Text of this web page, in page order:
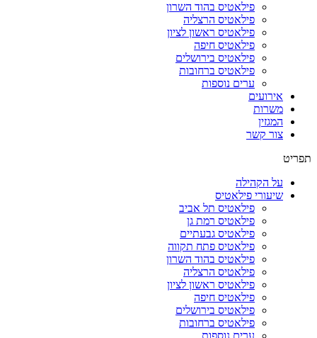
פילאטיס בהוד השרון
פילאטיס הרצליה
פילאטיס ראשון לציון
פילאטיס חיפה
פילאטיס בירושלים
פילאטיס ברחובות
ערים נוספות
אירועים
משרות
המגזין
צור קשר
תפריט
על הקהילה
שיעורי פילאטיס
פילאטיס תל אביב
פילאטיס רמת גן
פילאטיס גבעתיים
פילאטיס פתח תקווה
פילאטיס בהוד השרון
פילאטיס הרצליה
פילאטיס ראשון לציון
פילאטיס חיפה
פילאטיס בירושלים
פילאטיס ברחובות
ערים נוספות